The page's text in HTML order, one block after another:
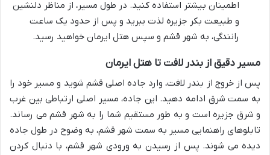
اطمینان بیشتر استفاده کنید. در طول مسیر، از مناظر دلنشین
و طبیعت بکر جزیره لذت ببرید و پس از حدود یک ساعت
رانندگی، به شهر قشم و سپس هتل ایرمان خواهید رسید.
مسیر دقیق از بندر لافت تا هتل ایرمان
پس از خروج از بندر لافت، وارد جاده اصلی قشم شوید و مسیر خود را
به سمت شرق ادامه دهید. این جاده، مسیر اصلی ارتباطی بین غرب
و شرق جزیره است و به طور مستقیم شما را به شهر قشم می رساند.
تابلوهای راهنمایی مسیر به سمت شهر قشم، به وضوح در طول جاده
دیده می شوند. پس از رسیدن به ورودی شهر قشم، با دنبال کردن